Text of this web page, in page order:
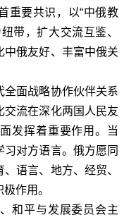
重要共识，以“中俄教
带，扩大交流互鉴、
中俄友好、丰富中俄关
面战略协作伙伴关系
交流在深化两国人民友
发挥着重要作用。当
对方语言。俄方愿同
语言、地方、经贸、
作用。
平与发展委员会主